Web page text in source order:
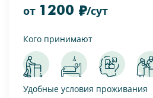
от 1200 /сут
Кого принимают
Удобные условия проживания